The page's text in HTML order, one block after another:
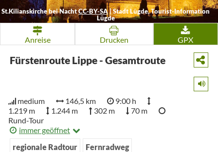
St.Kilianskirche bei NachtCC-BY-SA|Stadt Lügde, Tourist-Information
Lügde
Anreise Drucken GPX
Fürstenroute Lippe - Gesamtroute
medium 146,5 km
9:00 h
1.219 m
1.244 m 302 m
70 m
Rund-Tour
immer geöffnet
regionale Radtour
Fernradweg